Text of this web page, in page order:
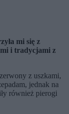
mi się z
i tradycjami z
z uszkami,
jednak na
również pierogi